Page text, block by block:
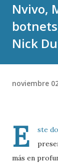
Nvivo,
Nick
noviembre
E ste
más en